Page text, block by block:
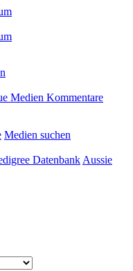
Medien Kommentare
Medien suchen
Datenbank Aussie